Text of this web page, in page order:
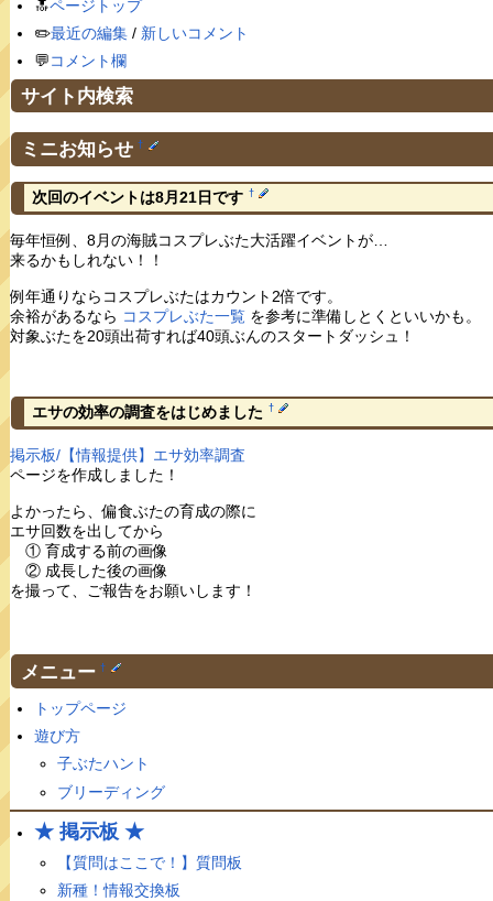
🔝ページトップ
✏️最近の編集/ 新しいコメント
💬コメント欄
サイト内検索
ミニお知らせ †
次回のイベントは8月21日です †
毎年恒例、8月の海賊コスプレぶた大活躍イベントが…
来るかもしれない！！
例年通りならコスプレぶたはカウント2倍です。
余裕があるなら コスプレぶた一覧を参考に準備しとくといいかも。
対象ぶたを20頭出荷すれば40頭ぶんのスタートダッシュ！
エサの効率の調査をはじめました †
掲示板/【情報提供】エサ効率調査
ページを作成しました！
よかったら、偏食ぶたの育成の際に
エサ回数を出してから
① 育成する前の画像
② 成長した後の画像
を撮って、ご報告をお願いします！
メニュー †
トップページ
遊び方
子ぶたハント
ブリーディング
★ 掲示板 ★
【質問はここで！】質問板
新種！情報交換板